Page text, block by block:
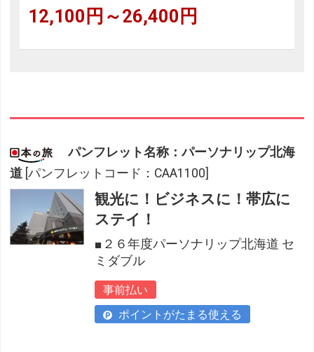
12,100円～26,400円
パンフレット名称：パーソナリップ北海
道 [パンフレットコード：CAA1100]
観光に！ビジネスに！帯広に
ステイ！
■２６年度パーソナリップ北海道 セ
ミダブル
事前払い
ポイントがたまる使える